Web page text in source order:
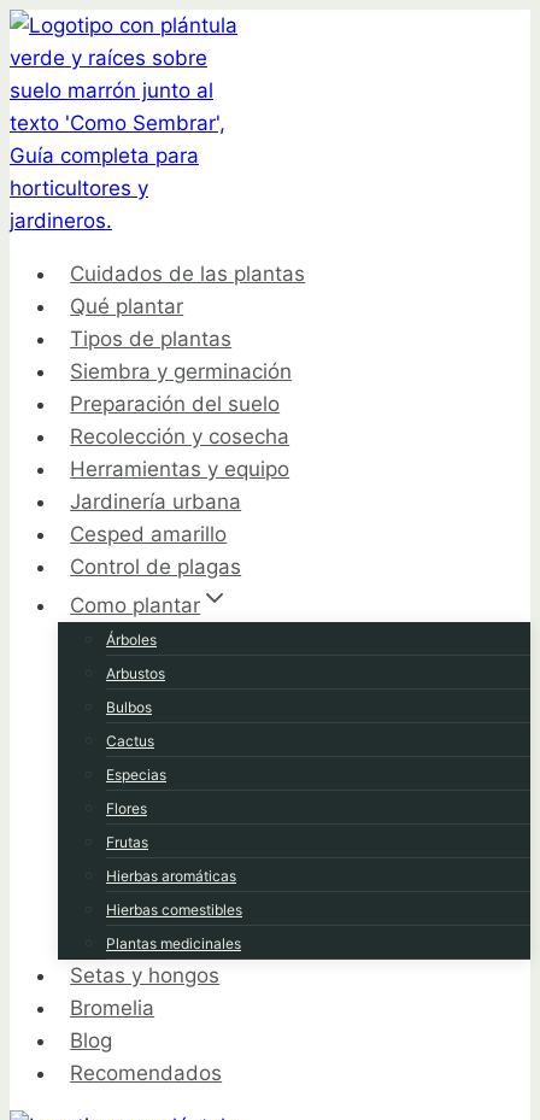
Saltar
al
contenido
Cuidados de las plantas
Qué plantar
Tipos de plantas
Siembra y germinación
Preparación del suelo
Recolección y cosecha
Herramientas y equipo
Jardinería urbana
Cesped amarillo
Control de plagas
Como plantar
Árboles
Arbustos
Bulbos
Cactus
Especias
Flores
Frutas
Hierbas aromáticas
Hierbas comestibles
Plantas medicinales
Setas y hongos
Bromelia
Blog
Recomendados